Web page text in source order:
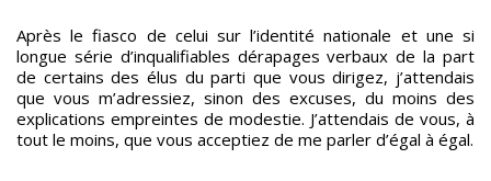
Après le fiasco de celui sur l’identité nationale et une si
longue série d’inqualifiables dérapages verbaux de la part
de certains des élus du parti que vous dirigez, j’attendais
que vous m’adressiez, sinon des excuses, du moins des
explications empreintes de modestie. J’attendais de vous, à
tout le moins, que vous acceptiez de me parler d’égal à égal.